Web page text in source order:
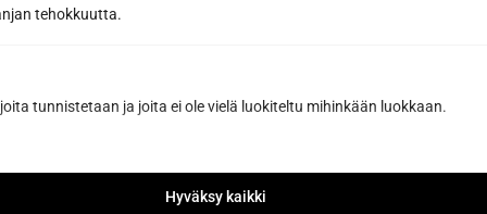
tehokkuutta.
tunnistetaan ja joita ei ole vielä luokiteltu mihinkään luokkaan.
Hyväksy kaikki